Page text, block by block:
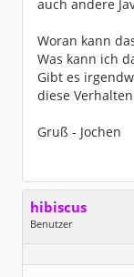
auch andere
Woran kann
Was kann ich
Gibt es
diese
Gruß - Jochen
hibiscus
Benutzer
Homepage: